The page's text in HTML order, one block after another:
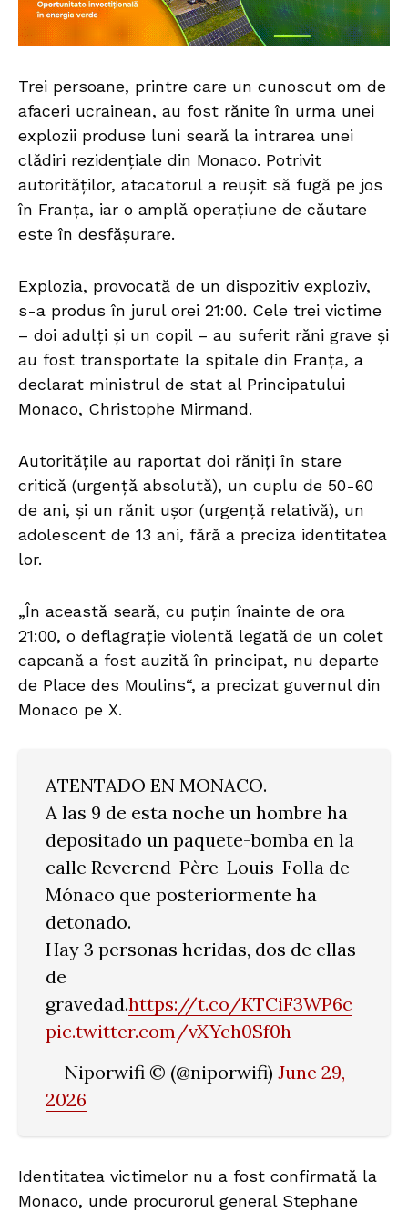
Trei persoane, printre care un cunoscut om de
afaceri ucrainean, au fost rănite în urma unei
explozii produse luni seară la intrarea unei
clădiri rezidențiale din Monaco. Potrivit
autorităților, atacatorul a reușit să fugă pe jos
în Franța, iar o amplă operațiune de căutare
este în desfășurare.
Explozia, provocată de un dispozitiv exploziv,
s-a produs în jurul orei 21:00. Cele trei victime
– doi adulți și un copil – au suferit răni grave și
au fost transportate la spitale din Franța, a
declarat ministrul de stat al Principatului
Monaco, Christophe Mirmand.
Autoritățile au raportat doi răniți în stare
critică (urgență absolută), un cuplu de 50-60
de ani, și un rănit ușor (urgență relativă), un
adolescent de 13 ani, fără a preciza identitatea
lor.
„În această seară, cu puțin înainte de ora
21:00, o deflagrație violentă legată de un colet
capcană a fost auzită în principat, nu departe
de Place des Moulins“, a precizat guvernul din
Monaco pe X.
ATENTADO EN MONACO.
A las 9 de esta noche un hombre ha
depositado un paquete-bomba en la
calle Reverend-Père-Louis-Folla de
Mónaco que posteriormente ha
detonado.
Hay 3 personas heridas, dos de ellas
de
gravedad.https://t.co/KTCiF3WP6c
pic.twitter.com/vXYch0Sf0h
— Niporwifi © (@niporwifi) June 29,
2026
Identitatea victimelor nu a fost confirmată la
Monaco, unde procurorul general Stephane